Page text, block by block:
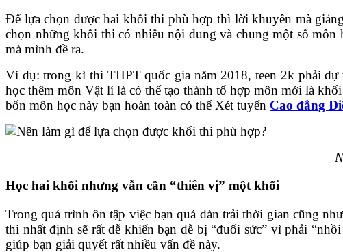
Để lựa chọn được hai khối thi phù hợp thì lời khuyên mà
chọn những khối thi có nhiều nội dung và chung một số
mà mình đề ra.
Ví dụ: trong kì thi THPT quốc gia năm 2018, teen 2k phải
học thêm môn Vật lí là có thể tạo thành tổ hợp môn mới là
bốn môn học này bạn hoàn toàn có thể Xét tuyển Cao đẳng
Học hai khối nhưng vẫn cần “thiên vị” một khối
Trong quá trình ôn tập việc bạn quá dàn trải thời gian cũng
thi nhất định sẽ rất dễ khiến bạn dễ bị “đuối sức” vì phải
giúp bạn giải quyết rất nhiều vấn đề này.